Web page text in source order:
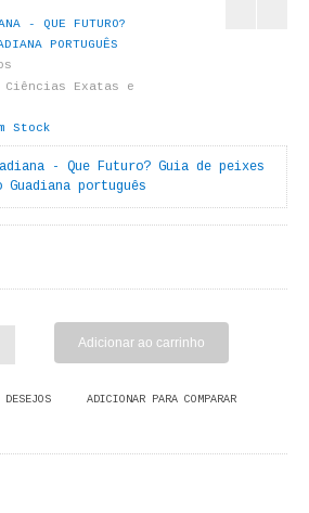
- QUE FUTURO?
PORTUGUÊS
Ciências Exatas e
Stock
ADICIONAR PARA COMPARAR